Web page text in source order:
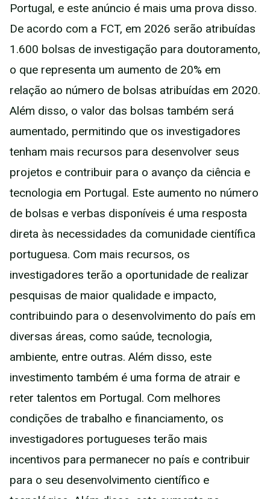
Portugal, e este anúncio é mais uma prova disso.
De acordo com a FCT, em 2026 serão atribuídas
1.600 bolsas de investigação para doutoramento,
o que representa um aumento de 20% em
relação ao número de bolsas atribuídas em 2020.
Além disso, o valor das bolsas também será
aumentado, permitindo que os investigadores
tenham mais recursos para desenvolver seus
projetos e contribuir para o avanço da ciência e
tecnologia em Portugal. Este aumento no número
de bolsas e verbas disponíveis é uma resposta
direta às necessidades da comunidade científica
portuguesa. Com mais recursos, os
investigadores terão a oportunidade de realizar
pesquisas de maior qualidade e impacto,
contribuindo para o desenvolvimento do país em
diversas áreas, como saúde, tecnologia,
ambiente, entre outras. Além disso, este
investimento também é uma forma de atrair e
reter talentos em Portugal. Com melhores
condições de trabalho e financiamento, os
investigadores portugueses terão mais
incentivos para permanecer no país e contribuir
para o seu desenvolvimento científico e